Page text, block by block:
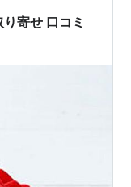
寄せ 口コミ